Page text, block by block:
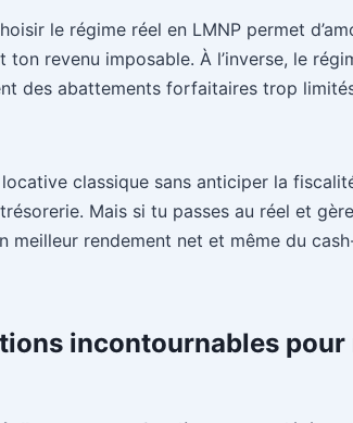
le régime réel en LMNP permet
ton revenu imposable. À l’inverse, le
des abattements forfaitaires trop
classique sans anticiper la
Mais si tu passes au réel et
meilleur rendement net et même du
incontournables